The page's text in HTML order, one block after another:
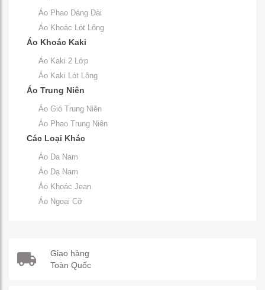
Áo Phao Dáng Dài
Áo Khoác Lót Lông
Áo Khoác Kaki
Áo Kaki 2 Lớp
Áo Kaki Lót Lông
Áo Trung Niên
Áo Gió Trung Niên
Áo Phao Trung Niên
Các Loại Khác
Áo Da Nam
Áo Dạ Nam
Áo Khoác Jean
Áo Ngoại Cỡ
Giao hàng
Toàn Quốc